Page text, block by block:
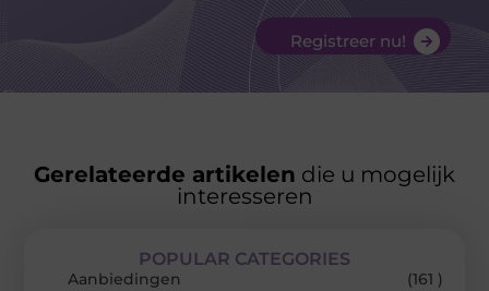
Registreer nu!
Gerelateerde artikelen die u mogelijk
interesseren
POPULAR CATEGORIES
Aanbiedingen
(161 )